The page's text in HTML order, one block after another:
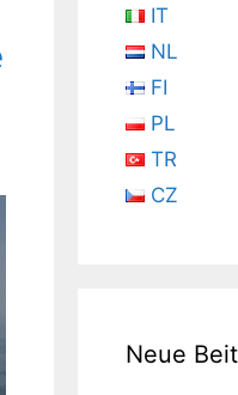
IT
NL
FI
PL
TR
CZ
Neue